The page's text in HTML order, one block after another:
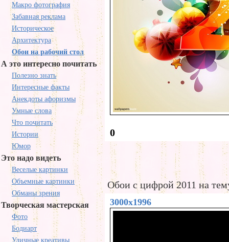
Макро фотография
Забавная реклама
Историческое
Архитектура
Обои на рабочий стол
А это интересно почитать
Полезно знать
Интересные факты
Анекдоты афоризмы
Умные слова
Что почитать
Истории
Юмор
Это надо видеть
Веселые картинки
Объемные картинки
Обманы зрения
Творческая мастерская
Фото
Бодиарт
Уличные креативы
0
Обои с цифрой 2011 на
3000x1996